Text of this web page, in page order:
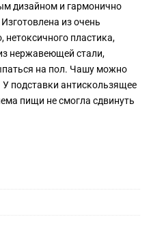
дизайном и гармонично
из очень
нетоксичного пластика,
нержавеющей стали,
на пол. Чашу можно
подставки антискользящее
пищи не смогла сдвинуть